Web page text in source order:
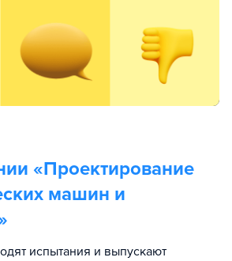
«Проектирование
машин и
испытания и выпускают